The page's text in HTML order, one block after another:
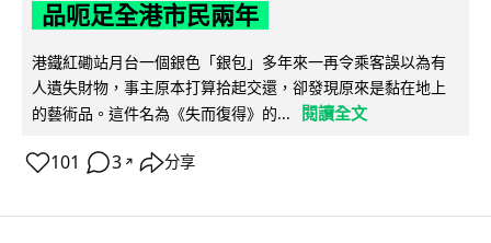
品呃足全港市民兩年
港鐵紅磡站月台一個銀色「銀包」多年來一再令乘客誤以為有
人遺失財物，事主原本打算拾起交還，卻發現原來是黏在地上
的藝術品。這件名為《失而復得》的...
閱讀全文
101 3 ↗ 分享